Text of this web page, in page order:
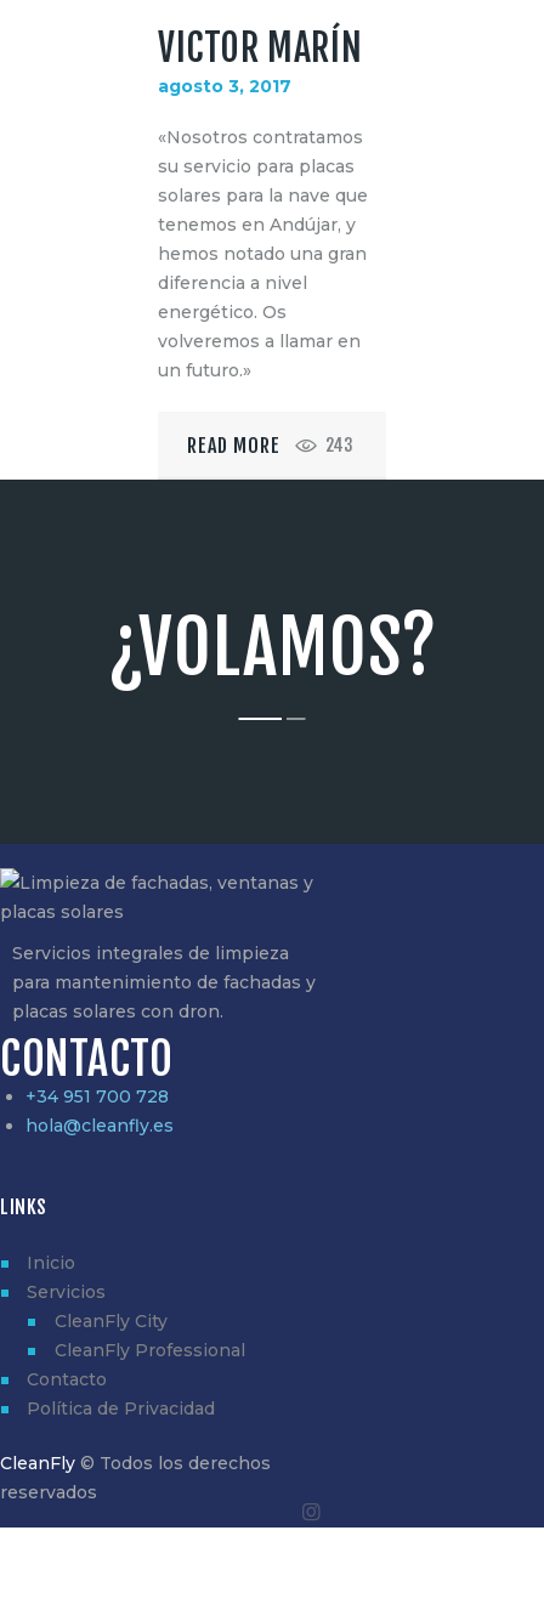
VICTOR MARÍN
agosto 3, 2017
«Nosotros contratamos
su servicio para placas
solares para la nave que
tenemos en Andújar, y
hemos notado una gran
diferencia a nivel
energético. Os
volveremos a llamar en
un futuro.»
READ MORE 243
¿VOLAMOS?
Servicios integrales de limpieza
para mantenimiento de fachadas y
placas solares con dron.
CONTACTO
+34 951 700 728
hola@cleanfly.es
LINKS
Inicio
Servicios
CleanFly City
CleanFly Professional
Contacto
Política de Privacidad
CleanFly © Todos los derechos
reservados